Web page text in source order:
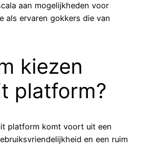
aan mogelijkheden voor
als ervaren gokkers die van
kiezen
platform?
platform komt voort uit een
en een ruim